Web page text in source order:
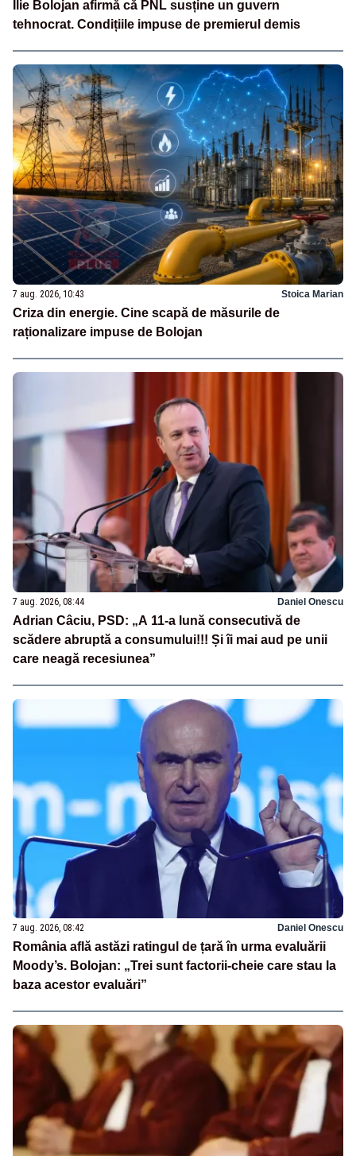
Ilie Bolojan afirmă că PNL susține un guvern
tehnocrat. Condițiile impuse de premierul demis
7 aug. 2026, 10:43 Stoica Marian
Criza din energie. Cine scapă de măsurile de
raționalizare impuse de Bolojan
7 aug. 2026, 08:44 Daniel Onescu
Adrian Câciu, PSD: „A 11-a lună consecutivă de
scădere abruptă a consumului!!! Și îi mai aud pe unii
care neagă recesiunea”
7 aug. 2026, 08:42 Daniel Onescu
România află astăzi ratingul de țară în urma evaluării
Moody’s. Bolojan: „Trei sunt factorii-cheie care stau la
baza acestor evaluări”